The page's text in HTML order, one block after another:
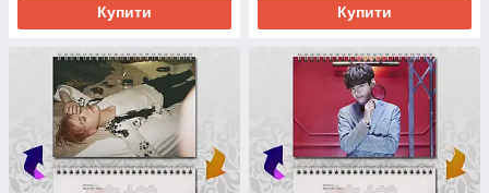
Купити Купити